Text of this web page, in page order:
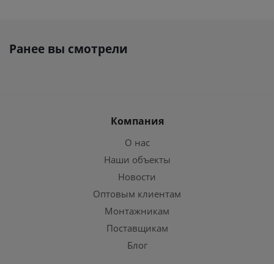
Ранее вы смотрели
Компания
О нас
Наши объекты
Новости
Оптовым клиентам
Монтажникам
Поставщикам
Блог